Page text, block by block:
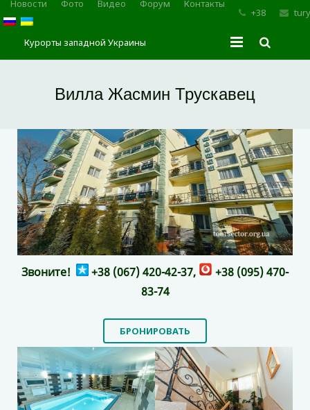
Новости Фото Видео Форум Контакты
+38
Курорты западной Украины
Сходница
Моршин
Карпаты
Вилла Жасмин Трускавец
Звоните! +38 (067) 420-42-37,
+38 (095) 470-
83-74
БРОНИРОВАТЬ